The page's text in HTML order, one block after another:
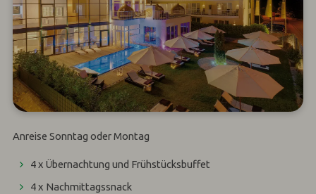
Anreise Sonntag oder Montag
4 x Übernachtung und Frühstücksbuffet
4 x Nachmittagssnack